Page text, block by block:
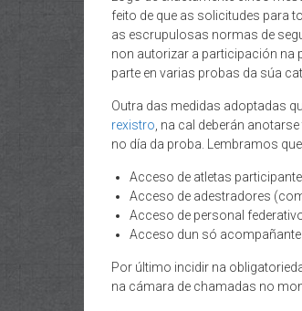
feito de que as solicitudes para
as escrupulosas normas de
non autorizar a participación na
parte en varias probas da súa
Outra das medidas adoptadas
rexistro , na cal deberán
no día da proba. Lembramos
Acceso de atletas
Acceso de adestradores
Acceso de personal
Acceso dun só
Por último incidir na
na cámara de chamadas no